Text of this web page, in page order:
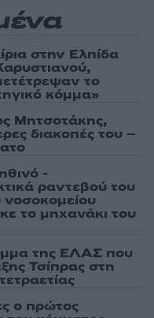
στην Ελπίδα
το
κόμμα»
Μητσοτάκης,
διακοπές του –
-
ραντεβού του
νοσοκομείου
το μηχανάκι του
της ΕΛΑΣ που
Τσίπρας στη
ο πρώτος